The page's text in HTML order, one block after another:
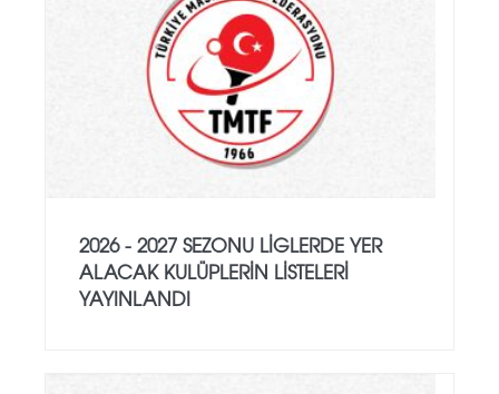
2026 - 2027 SEZONU LIGLERDE YER
ALACAK KULÜPLERIN LISTELERI
YAYINLANDI